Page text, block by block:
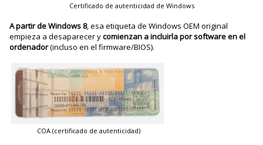
Certificado de autenticidad de Windows
A partir de Windows 8, esa etiqueta de Windows OEM original
empieza a desaparecer ycomienzan a incluirla por software en el
ordenador(incluso en el firmware/BIOS).
COA (certificado de autenticidad)